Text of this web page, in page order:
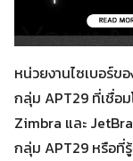
หน่วยงานไซเบอร์ข
กลุ่ม APT29 ที่เชื่อ
Zimbra และ
กลุ่ม APT29 หรือที่